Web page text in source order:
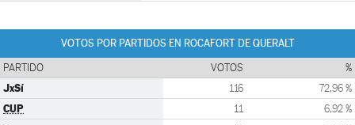
VOTOS POR PARTIDOS EN ROCAFORT DE QUERALT
PARTIDO VOTOS %
JxSí 116 72,96 %
CUP 11 6,92 %